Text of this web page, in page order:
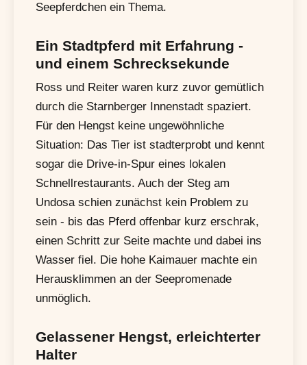
Seepferdchen ein Thema.
Ein Stadtpferd mit Erfahrung -
und einem Schrecksekunde
Ross und Reiter waren kurz zuvor gemütlich
durch die Starnberger Innenstadt spaziert.
Für den Hengst keine ungewöhnliche
Situation: Das Tier ist stadterprobt und kennt
sogar die Drive-in-Spur eines lokalen
Schnellrestaurants. Auch der Steg am
Undosa schien zunächst kein Problem zu
sein - bis das Pferd offenbar kurz erschrak,
einen Schritt zur Seite machte und dabei ins
Wasser fiel. Die hohe Kaimauer machte ein
Herausklimmen an der Seepromenade
unmöglich.
Gelassener Hengst, erleichterter
Halter